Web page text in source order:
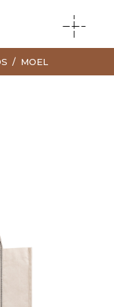
MOEL